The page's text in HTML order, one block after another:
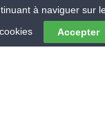
à naviguer sur
Accepter